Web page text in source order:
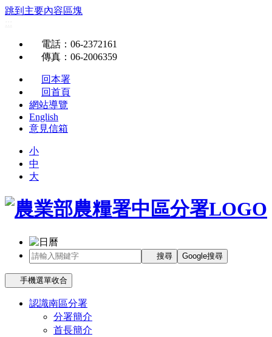
跳到主要內容區塊
電話 ：06-2372161
傳真 ：06-2006359
回本署
回首頁
網站導覽
English
意見信箱
小
中
大
搜尋 Google搜尋
手機選單收合
認識南區分署
分署簡介
首長簡介